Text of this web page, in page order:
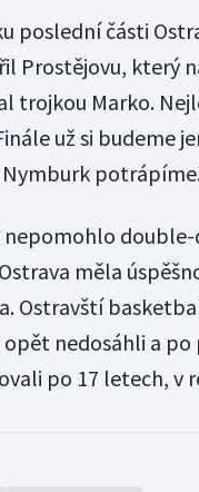
poslední části
Prostějovu, který
trojkou Marko.
už si budeme
nepomohlo
měla
Ostravští
opět nedosáhli a
po 17 letech, v